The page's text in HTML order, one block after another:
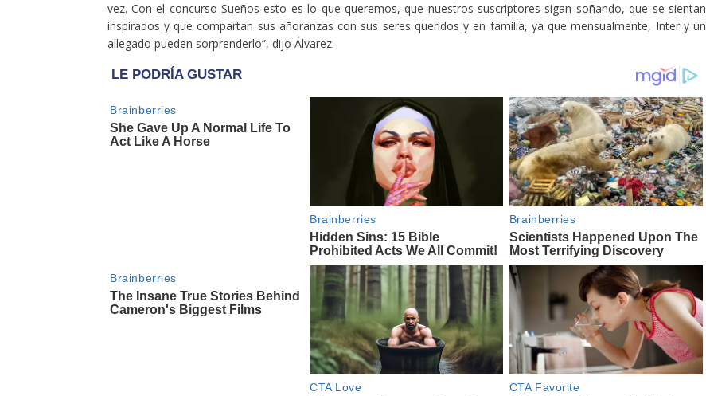
vez. Con el concurso Sueños esto es lo que queremos, que nuestros suscriptores sigan soñando, que se sientan
inspirados y que compartan sus añoranzas con sus seres queridos y en familia, ya que mensualmente, Inter y un
allegado pueden sorprenderlo”, dijo Álvarez.